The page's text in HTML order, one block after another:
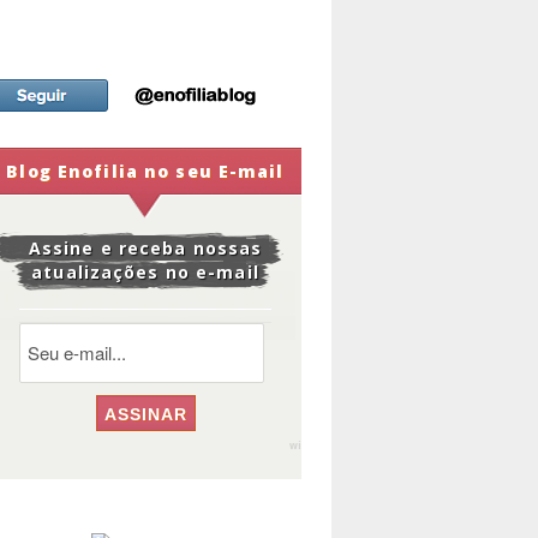
Blog Enofilia no seu E-mail
Assine e receba nossas
atualizações no e-mail
widge